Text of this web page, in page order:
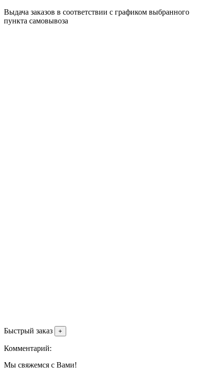
Выдача заказов в соответствии с графиком выбранного
пункта самовывоза
Быстрый заказ +
Комментарий:
Мы свяжемся с Вами!